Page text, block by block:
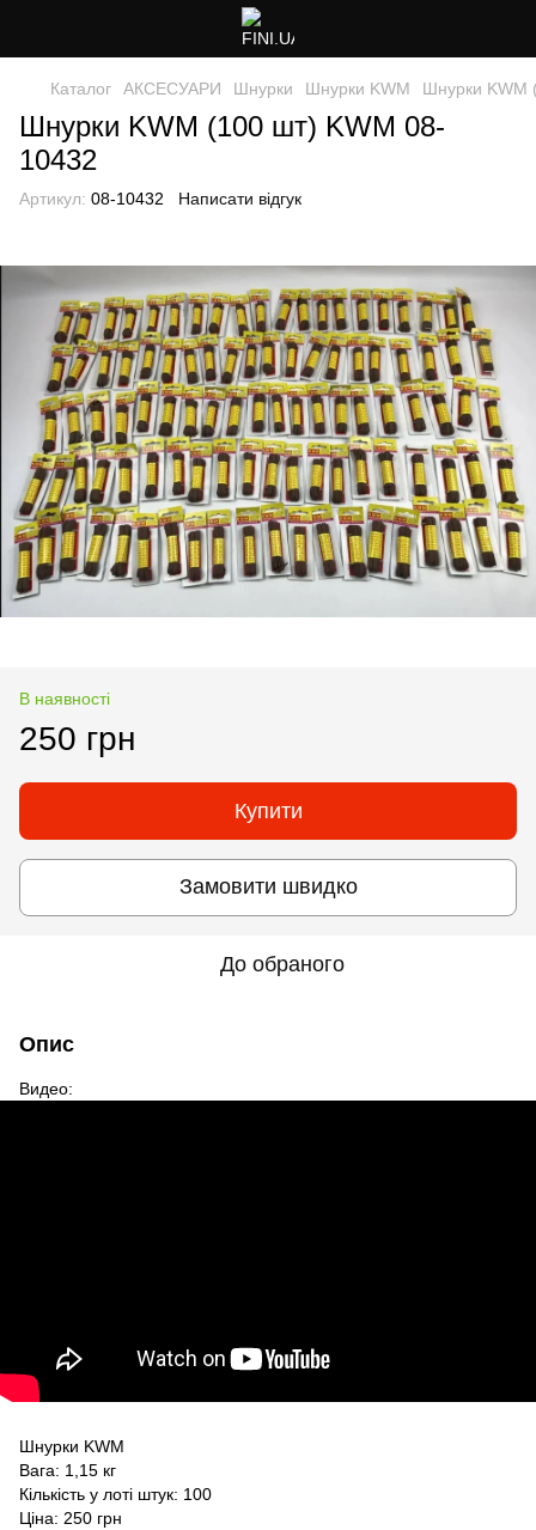
Каталог АКСЕСУАРИ Шнурки Шнурки KWM Шнурки KWM
Шнурки KWM (100 шт) KWM 08-
10432
Артикул: 08-10432 Написати відгук
В наявності
250 грн
Купити
Замовити швидко
До обраного
Опис
Видео:
Шнурки KWM
Вага: 1,15 кг
Кількість у лоті штук: 100
Ціна: 250 грн